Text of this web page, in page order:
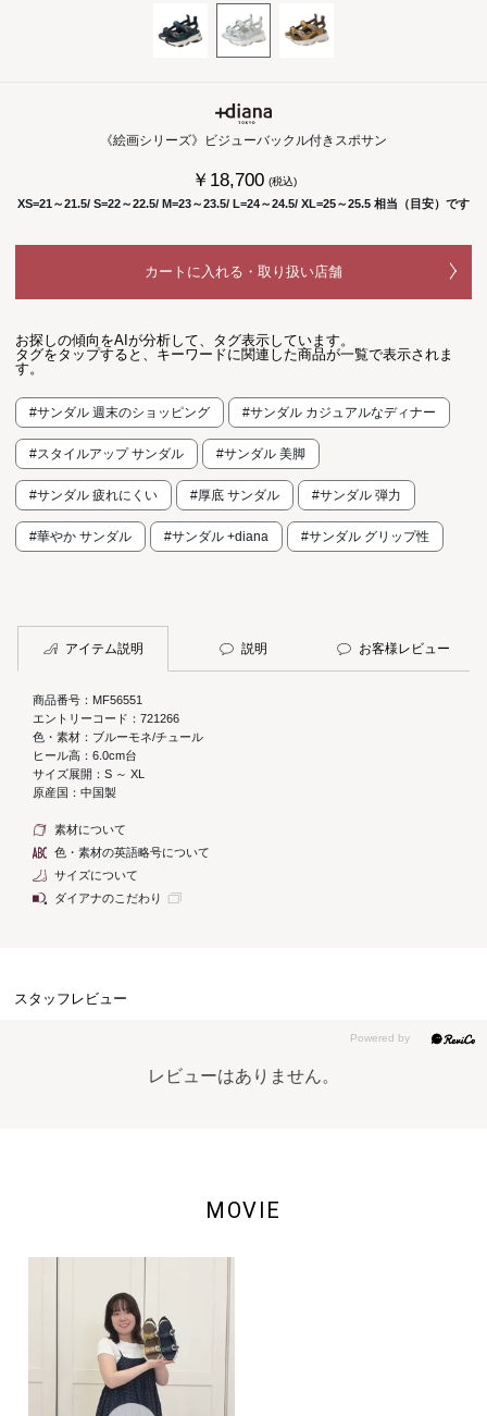
《絵画シリーズ》ビジューバックル付きスポサン
￥18,700 (税込)
XS=21～21.5/ S=22～22.5/ M=23～23.5/ L=24～24.5/ XL=25～25.5 相当（目安）です
カートに入れる・取り扱い店舗
お探しの傾向をAIが分析して、タグ表示しています。
タグをタップすると、キーワードに関連した商品が一覧で表示されま
す。
#サンダル 週末のショッピング #サンダル カジュアルなディナー
#スタイルアップ サンダル #サンダル 美脚
#サンダル 疲れにくい #厚底 サンダル #サンダル 弾力
#華やか サンダル #サンダル +diana #サンダル グリップ性
アイテム説明 説明 お客様レビュー
商品番号：MF56551
エントリーコード：721266
色・素材：ブルーモネ/チュール
ヒール高：6.0cm台
サイズ展開：S ～ XL
原産国：中国製
素材について
色・素材の英語略号について
サイズについて
ダイアナのこだわり
スタッフレビュー
レビューはありません。
MOVIE